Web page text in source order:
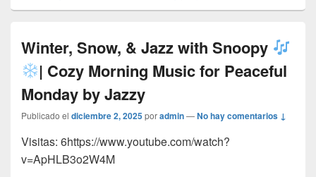
Winter, Snow, & Jazz with Snoopy
| Cozy Morning Music for Peaceful
Monday by Jazzy
Publicado el diciembre 2, 2025poradmin—No hay comentarios ↓
Visitas: 6https://www.youtube.com/watch?
v=ApHLB3o2W4M